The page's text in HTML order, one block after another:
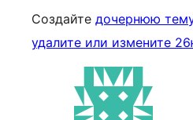
Создайте дочернюю
удалите или измените